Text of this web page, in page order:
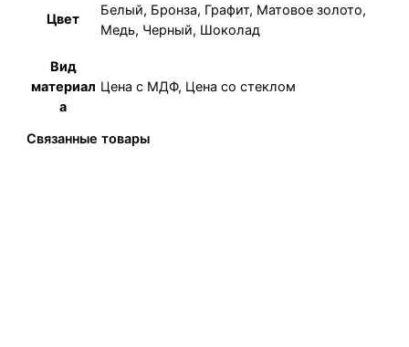
Цвет
Белый, Бронза, Графит, Матовое золото,
Медь, Черный, Шоколад
Вид
материал
а
Цена с МДФ, Цена со стеклом
Связанные товары